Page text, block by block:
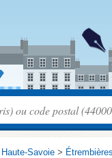
Haute-Savoie > Étrembières